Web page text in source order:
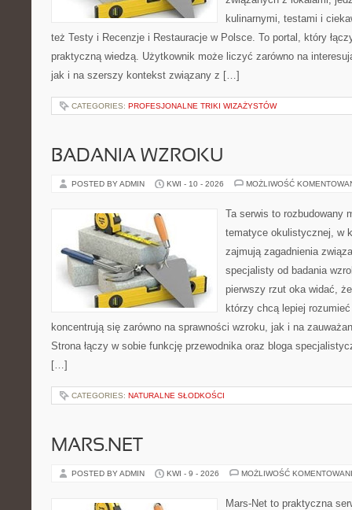
kulinarnymi, testami i
też Testy i Recenzje i Restauracje w Polsce. To portal, który
praktyczną wiedzą. Użytkownik może liczyć zarówno na
jak i na szerszy kontekst związany z […]
CATEGORIES: PROFESJONALNE TRIKI WIZAŻYSTÓW
BADANIA WZROKU
POSTED BY ADMIN KWI - 10 - 2026 MOŻLIWOŚĆ
Ta serwis to rozbudowany
tematyce okulistycznej, w
zajmują zagadnienia
specjalisty od badania
pierwszy rzut oka widać,
którzy chcą lepiej
koncentrują się zarówno na sprawności wzroku, jak i na
Strona łączy w sobie funkcję przewodnika oraz bloga
[…]
CATEGORIES: NATURALNE SŁODKOŚCI
MARS.NET
POSTED BY ADMIN KWI - 9 - 2026 MOŻLIWOŚĆ
Mars-Net to praktyczna